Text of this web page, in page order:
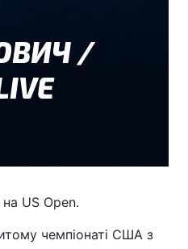
US Open.
чемпіонаті США з